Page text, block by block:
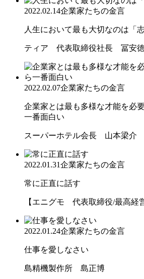
2022.02.14企業家たちの金言
人生において最も大切なのは「
ティア 代表取締役社長 冨安徳
2022.02.07企業家たちの金言
企業家とは最も多様な才能を必
一番面白い
スーパーホテル会長 山本梁介
2022.01.31企業家たちの金言
常に正直に話す
【エニグモ 代表取締役/最高経
2022.01.24企業家たちの金言
仕事を愛しなさい
島精機製作所 島正博